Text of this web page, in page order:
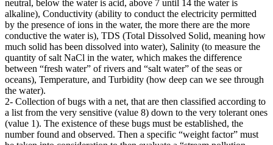
neutral, below the water is acid, above 7 until 14 the water is
alkaline), Conductivity (ability to conduct the electricity permitted
by the presence of ions in the water, the more there are the more
conductive the water is), TDS (Total Dissolved Solid, meaning how
much solid has been dissolved into water), Salinity (to measure the
quantity of salt NaCl in the water, which makes the difference
between “fresh water” of rivers and “salt water” of the seas or
oceans), Temperature, and Turbidity (how deep can we see through
the water).
2- Collection of bugs with a net, that are then classified according to
a list from the very sensitive (value 8) down to the very tolerant ones
(value 1). The existence of these bugs must be established, the
number found and observed. Then a specific “weight factor” must